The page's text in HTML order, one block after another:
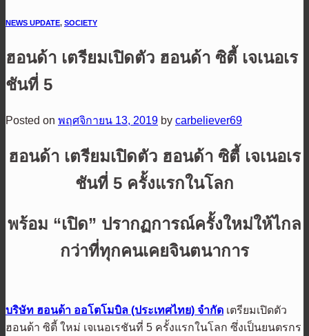
NEWS UPDATE, SOCIETY
ฮอนด้า เตรียมเปิดตัว ฮอนด้า ซิตี้ เจเนอเร
ชันที่ 5
Posted on พฤศจิกายน 13, 2019 by carbeliever69
ฮอนด้า เตรียมเปิดตัว ฮอนด้า ซิตี้ เจเนอเร
ชันที่ 5 ครั้งแรกในโลก
พร้อม “เปิด” ปรากฏการณ์ครั้งใหม่ให้ไกล
กว่าที่ทุกคนเคยจินตนาการ
บริษัท ฮอนด้า ออโตโมบิล (ประเทศไทย) จำกัด เตรียมเปิดตัว
ฮอนด้า ซิตี้ ใหม่ เจเนอเรชันที่ 5 ครั้งแรกในโลก ซึ่งเป็นยนตรกร